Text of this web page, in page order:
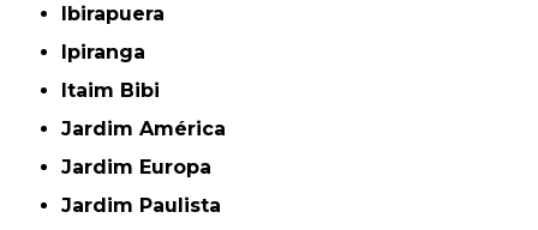
Ibirapuera
Ipiranga
Itaim Bibi
Jardim América
Jardim Europa
Jardim Paulista